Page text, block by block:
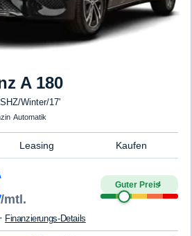
A 180
Winter/17'
·Automatik
Leasing Kaufen
/mtl.
Guter Preis4
· Finanzierungs-Details